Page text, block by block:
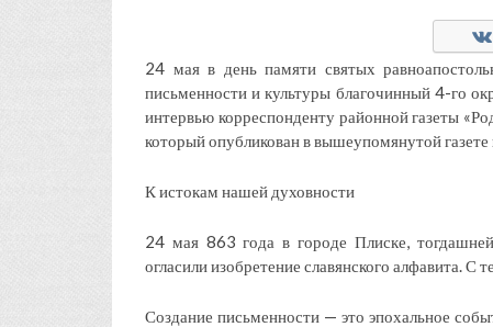
24 мая в день памяти святых
письменности и культуры благочинный 4-го
интервью корреспонденту районной газеты
который опубликован в вышеупомянутой
К истокам нашей духовности
24 мая 863 года в городе Плиске,
огласили изобретение славянского алфавита.
Создание письменности — это эпохальное